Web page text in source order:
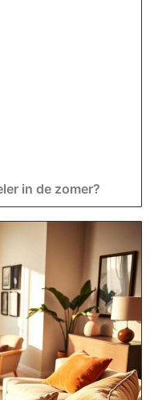
in de zomer?